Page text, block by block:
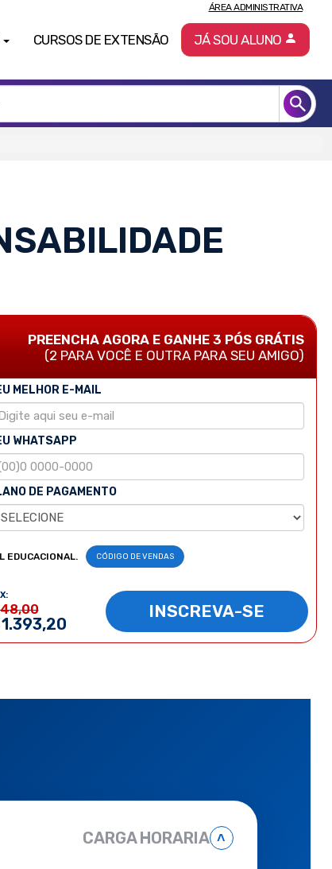
CURSOS DE EXTENSÃO
ÁREA ADMINISTRATIVA
JÁ SOU ALUNO
PREENCHA AGORA E GANHE 3 PÓS GRÁTIS
(2 PARA VOCÊ E OUTRA PARA SEU AMIGO)
MELHOR E-MAIL
WHATSAPP
DE PAGAMENTO
EDUCACIONAL. CÓDIGO DE VENDAS
1.393,20
INSCREVA-SE
CARGA HORARIA ˄